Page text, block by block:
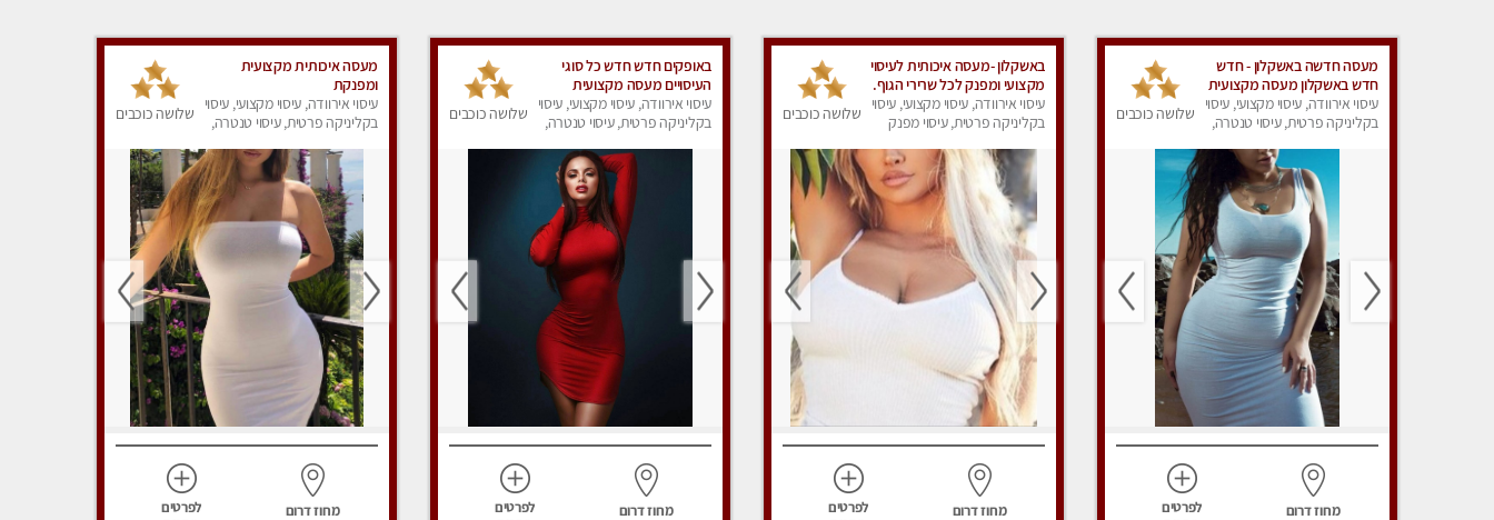
מעסה חדשה באשקלון - חדש
חדש באשקלון מעסה מקצועית
ומפנקת במיוחד פרטי !
עיסוי אירוודה, עיסוי מקצועי, עיסוי
בקליניקה פרטית, עיסוי טנטרה,
שלושה כוכבים
מחוז דרום
לפרטים
באשקלון -מעסה איכותית לעיסוי
מקצועי ומפנק לכל שרירי הגוף.
עיסוי אירוודה, עיסוי מקצועי, עיסוי
בקליניקה פרטית, עיסוי מפנק
שלושה כוכבים
מחוז דרום
לפרטים
באופקים חדש חדש כל סוגי
העיסויים מעסה מקצועית
ואיכותית פרטי!!!
עיסוי אירוודה, עיסוי מקצועי, עיסוי
בקליניקה פרטית, עיסוי טנטרה,
שלושה כוכבים
מחוז דרום
לפרטים
מעסה איכותית מקצועית
ומפנקת
עיסוי אירוודה, עיסוי מקצועי, עיסוי
בקליניקה פרטית, עיסוי טנטרה,
שלושה כוכבים
מחוז דרום
לפרטים